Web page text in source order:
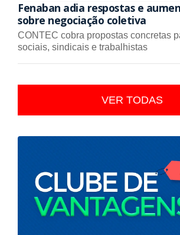
Fenaban adia respostas e
sobre negociação coletiva
CONTEC cobra propostas concretas
sociais, sindicais e trabalhistas
VER TODAS